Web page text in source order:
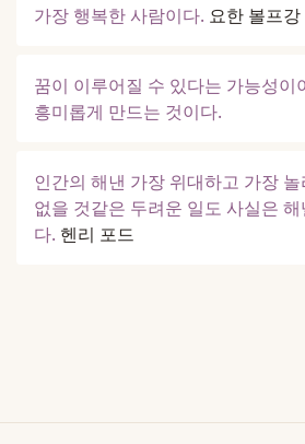
가장 행복한 사람이다. 요한 볼프강
꿈이 이루어질 수 있다는 가능성이
흥미롭게 만드는 것이다.
인간의 해낸 가장 위대하고 가장
없을 것같은 두려운 일도 사실은
다. 헨리 포드